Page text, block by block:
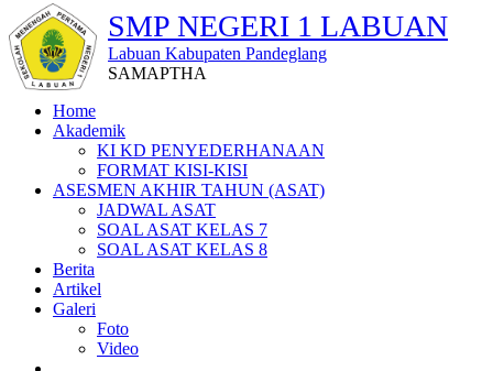
SMP NEGERI 1 LABUAN
Labuan Kabupaten Pandeglang
SAMAPTHA
Home
Akademik
KI KD PENYEDERHANAAN
FORMAT KISI-KISI
ASESMEN AKHIR TAHUN (ASAT)
JADWAL ASAT
SOAL ASAT KELAS 7
SOAL ASAT KELAS 8
Berita
Artikel
Galeri
Foto
Video